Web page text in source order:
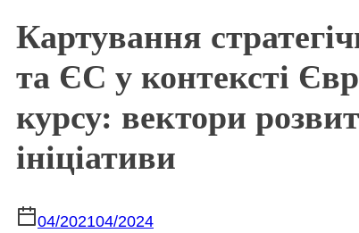
Картування
та ЄС у контексті
курсу: вектори
ініціативи
04/202104/2024